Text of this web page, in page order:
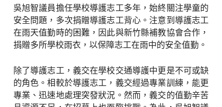
吳旭智議員擔任學校導護志工多年，始終關注學童的
安全問題，多次捐贈導護志工背心。注意到導護志工
在雨天值勤時的困難，因此與新竹縣補教協會合作，
捐贈多所學校雨衣，以保障志工在雨中的安全值勤。
除了導護志工，義交在學校交通導護中更是不可或缺
的角色。相較於導護志工，義交經過專業訓練，能更
專業、迅速地處理突發狀況。然而，義交的值勤辛苦